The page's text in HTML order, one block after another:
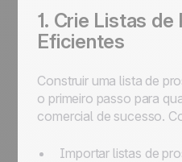
1. Crie Listas
Eficientes
Construir uma lista de
o primeiro passo para
comercial de sucesso.
Importar listas de